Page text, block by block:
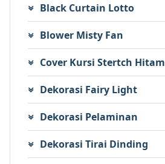
Black Curtain Lotto
Blower Misty Fan
Cover Kursi Stertch Hitam
Dekorasi Fairy Light
Dekorasi Pelaminan
Dekorasi Tirai Dinding